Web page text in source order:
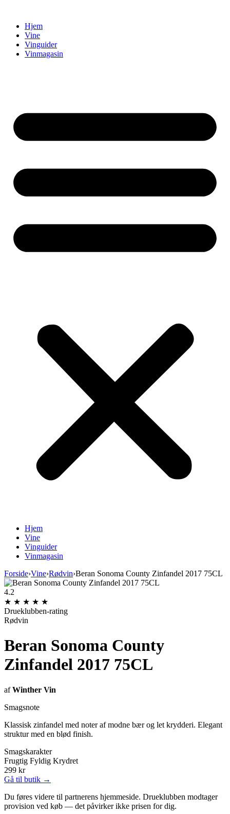
indholdHjem
Vine
Vinguider
Vinmagasin
Hjem
Vine
Vinguider
Vinmagasin
Forside›Vine›Rødvin›Beran Sonoma County Zinfandel 2017 75CL
4.2
★ ★ ★ ★ ★
Drueklubben-rating
Rødvin
Beran Sonoma County
Zinfandel 2017 75CL
afWinther Vin
Smagsnote
Klassisk zinfandel med noter af modne bær og let krydderi. Elegant
struktur med en blød finish.
Smagskarakter
Frugtig Fyldig Krydret
299 kr
Gå til butik →
Du føres videre til partnerens hjemmeside. Drueklubben modtager
provision ved køb — det påvirker ikke prisen for dig.